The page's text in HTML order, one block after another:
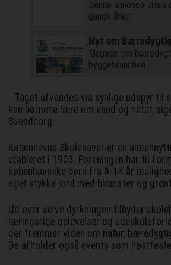
Denne annonce vises
gange årligt
Nyt om
Magasin om
byggebranchen
- Taget afvandes via synlige udspyr til
kan børnene lære om vand og natur,
Svendborg.
Københavns Skolehaver er en
etableret i 1903. Foreningen har til
københavnske børn fra 0-14 år
eget stykke jord med blomster og
Ud over selve dyrkningen tilbyder
læringsrige oplevelser og
der fremmer viden om natur,
De afholder også events som